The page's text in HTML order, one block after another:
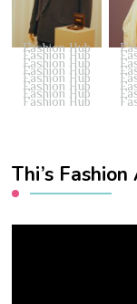
Fashion Hub
Fashion Hub
Fashion Hub
Fashion Hub
Fashion Hub
Fashion Hub
Fashion Hub
Fashion Hub
Thi’s